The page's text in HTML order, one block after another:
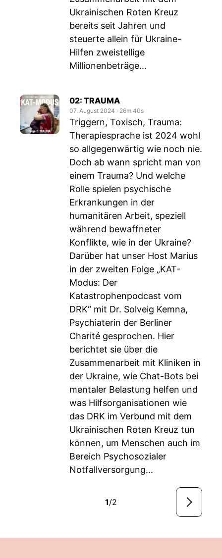
Ukrainischen Roten Kreuz
bereits seit Jahren und
steuerte allein für Ukraine-
Hilfen zweistellige
Millionenbeträge...
02: TRAUMA
07. August 2024 ‧ 26m 40s
Triggern, Toxisch, Trauma:
Therapiesprache ist 2024 wohl
so allgegenwärtig wie noch nie.
Doch ab wann spricht man von
einem Trauma? Und welche
Rolle spielen psychische
Erkrankungen in der
humanitären Arbeit, speziell
während bewaffneter
Konflikte, wie in der Ukraine?
Darüber hat unser Host Marius
in der zweiten Folge „KAT-
Modus: Der
Katastrophenpodcast vom
DRK“ mit Dr. Solveig Kemna,
Psychiaterin der Berliner
Charité gesprochen. Hier
berichtet sie über die
Zusammenarbeit mit Kliniken in
der Ukraine, wie Chat-Bots bei
mentaler Belastung helfen und
was Hilfsorganisationen wie
das DRK im Verbund mit dem
Ukrainischen Roten Kreuz tun
können, um Menschen auch im
Bereich Psychosozialer
Notfallversorgung...
1/2